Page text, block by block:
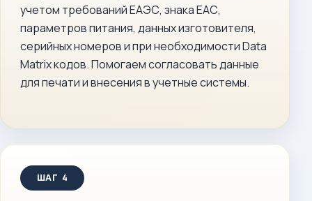
учетом требований ЕАЭС, знака ЕАС,
параметров питания, данных изготовителя,
серийных номеров и при необходимости Data
Matrix кодов. Помогаем согласовать данные
для печати и внесения в учетные системы.